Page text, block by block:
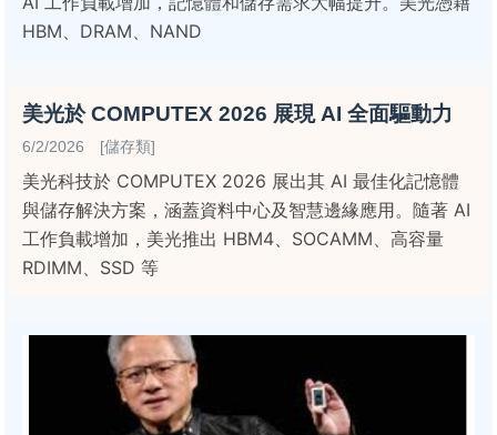
HBM、DRAM、NAND
美光於 COMPUTEX 2026 展現 AI 全面驅動力
6/2/2026 [儲存類]
美光科技於 COMPUTEX 2026 展出其 AI 最佳化記憶體
與儲存解決方案，涵蓋資料中心及智慧邊緣應用。隨著 AI
工作負載增加，美光推出 HBM4、SOCAMM、高容量
RDIMM、SSD 等